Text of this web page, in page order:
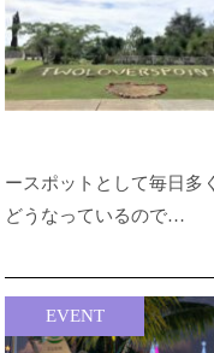
ースポットとして毎日多
どうなっているので…
EVENT